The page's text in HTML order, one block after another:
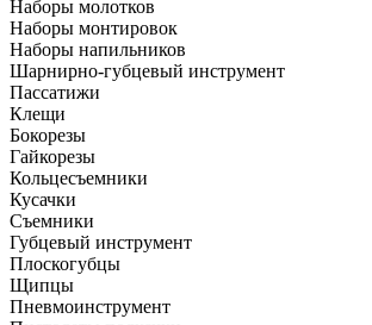
Наборы молотков
Наборы монтировок
Наборы напильников
Шарнирно-губцевый инструмент
Пассатижи
Клещи
Бокорезы
Гайкорезы
Кольцесъемники
Кусачки
Съемники
Губцевый инструмент
Плоскогубцы
Щипцы
Пневмоинструмент